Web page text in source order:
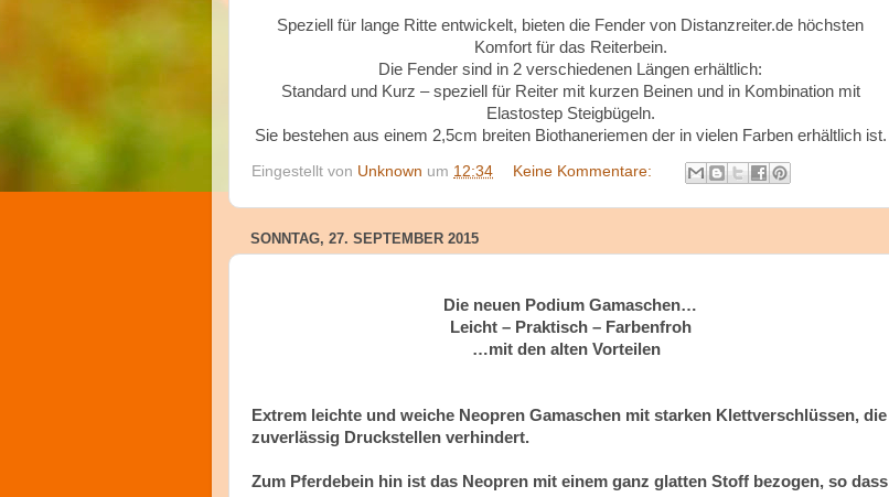
Speziell für lange Ritte entwickelt, bieten die Fender von Distanzreiter.de höchsten
Komfort für das Reiterbein.
Die Fender sind in 2 verschiedenen Längen erhältlich:
Standard und Kurz – speziell für Reiter mit kurzen Beinen und in Kombination mit
Elastostep Steigbügeln.
Sie bestehen aus einem 2,5cm breiten Biothaneriemen der in vielen Farben erhältlich ist.
Eingestellt von Unknown um 12:34 Keine Kommentare:
SONNTAG, 27. SEPTEMBER 2015
Die neuen Podium Gamaschen…
Leicht – Praktisch – Farbenfroh
…mit den alten Vorteilen
Extrem leichte und weiche Neopren Gamaschen mit starken Klettverschlüssen, die
zuverlässig Druckstellen verhindert.
Zum Pferdebein hin ist das Neopren mit einem ganz glatten Stoff bezogen, so dass